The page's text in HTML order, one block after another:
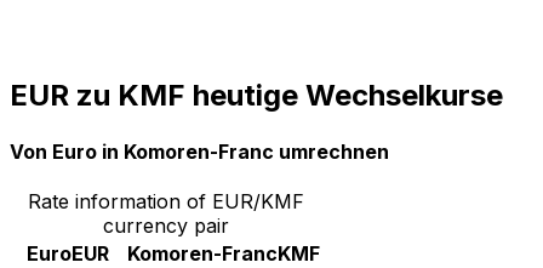
EUR zu KMF heutige Wechselkurse
Von Euro in Komoren-Franc umrechnen
Rate information of EUR/KMF
currency pair
EuroEUR Komoren-FrancKMF